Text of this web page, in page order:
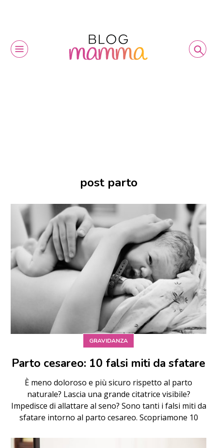
post parto
GRAVIDANZA
Parto cesareo: 10 falsi miti da sfatare
È meno doloroso e più sicuro rispetto al parto
naturale? Lascia una grande citatrice visibile?
Impedisce di allattare al seno? Sono tanti i falsi miti da
sfatare intorno al parto cesareo. Scopriamone 10